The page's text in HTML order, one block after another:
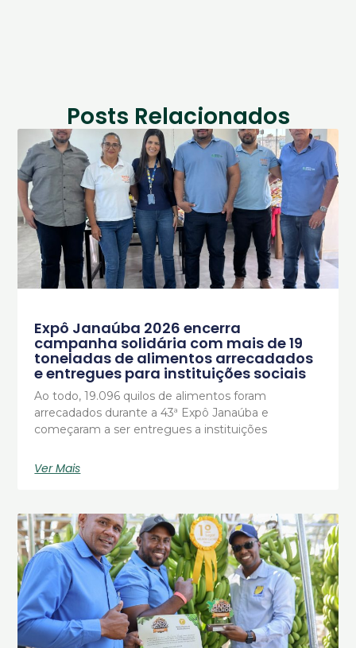
Posts Relacionados
Expô Janaúba 2026 encerra
campanha solidária com mais de 19
toneladas de alimentos arrecadados
e entregues para instituições sociais
Ao todo, 19.096 quilos de alimentos foram
arrecadados durante a 43ª Expô Janaúba e
começaram a ser entregues a instituições
Ver Mais